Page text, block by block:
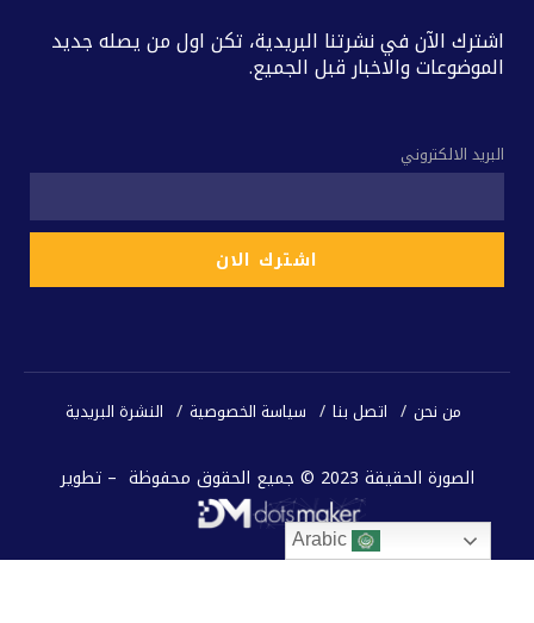
اشترك الآن في نشرتنا البريدية، تكن اول من يصله جديد
الموضوعات والاخبار قبل الجميع.
البريد الالكتروني
من نحن اتصل بنا سياسة الخصوصية النشرة البريدية
الصورة الحقيقة 2023 © جميع الحقوق محفوظة – تطوير